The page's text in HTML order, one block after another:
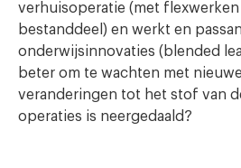
verhuisoperatie (met
bestanddeel) en werkt en
onderwijsinnovaties (blended
beter om te wachten met
veranderingen tot het stof van
operaties is neergedaald?